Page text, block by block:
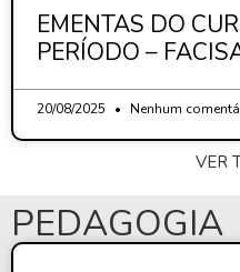
EMENTAS DO
PERÍODO –
20/08/2025 Nenhum
VER
PEDAGOGIA